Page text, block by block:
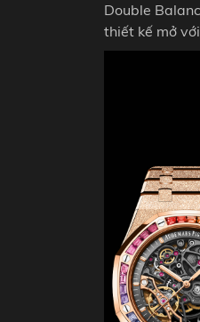
Double
thiết kế mở